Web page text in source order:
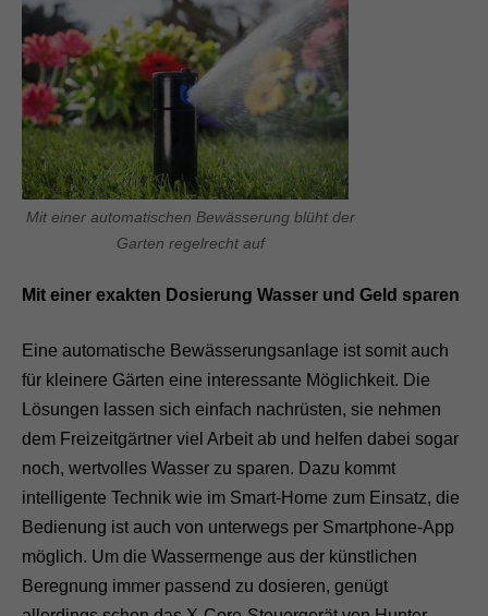
Mit einer automatischen Bewässerung blüht der
Garten regelrecht auf
Mit einer exakten Dosierung Wasser und Geld sparen
Eine automatische Bewässerungsanlage ist somit auch
für kleinere Gärten eine interessante Möglichkeit. Die
Lösungen lassen sich einfach nachrüsten, sie nehmen
dem Freizeitgärtner viel Arbeit ab und helfen dabei sogar
noch, wertvolles Wasser zu sparen. Dazu kommt
intelligente Technik wie im Smart-Home zum Einsatz, die
Bedienung ist auch von unterwegs per Smartphone-App
möglich. Um die Wassermenge aus der künstlichen
Beregnung immer passend zu dosieren, genügt